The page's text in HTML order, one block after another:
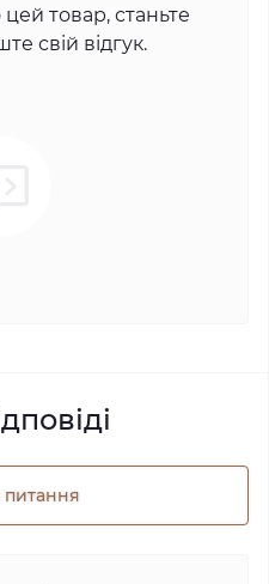
товар, станьте
свій відгук.
питання